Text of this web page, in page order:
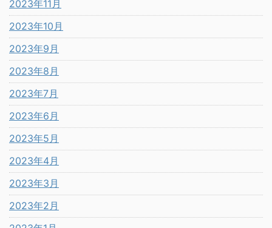
2023年11月
2023年10月
2023年9月
2023年8月
2023年7月
2023年6月
2023年5月
2023年4月
2023年3月
2023年2月